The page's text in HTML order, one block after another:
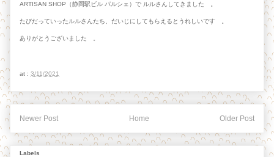
ARTISAN SHOP（静岡駅ビル パルシェ）で ルルさんしてきました 。
たびだっていったルルさんたち、だいじにしてもらえるとうれしいです 。
ありがとうございました 。
at : 3/11/2021
Newer Post Older Post
Home
Labels